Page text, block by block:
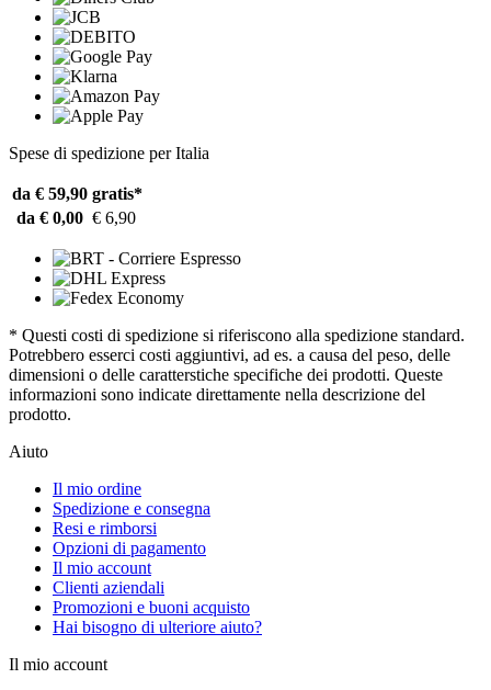
Spese di spedizione per Italia
da € 59,90 gratis*
da € 0,00 € 6,90
* Questi costi di spedizione si riferiscono alla spedizione standard.
Potrebbero esserci costi aggiuntivi, ad es. a causa del peso, delle
dimensioni o delle caratterstiche specifiche dei prodotti. Queste
informazioni sono indicate direttamente nella descrizione del
prodotto.
Aiuto
Il mio ordine
Spedizione e consegna
Resi e rimborsi
Opzioni di pagamento
Il mio account
Clienti aziendali
Promozioni e buoni acquisto
Hai bisogno di ulteriore aiuto?
Il mio account